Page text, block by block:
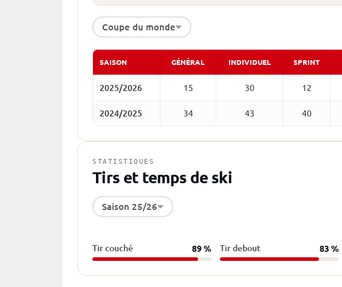
Coupe du monde
SAISON GÉNÉRAL INDIVIDUEL SPRINT
2025/2026 15 30 12
2024/2025 34 43 40
STATISTIQUES
Tirs et temps de ski
Saison 25/26
Tir couché 89 % Tir debout 83 %